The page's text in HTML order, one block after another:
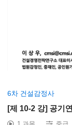
6차 건설감정사
[제 10-2 강] 공기